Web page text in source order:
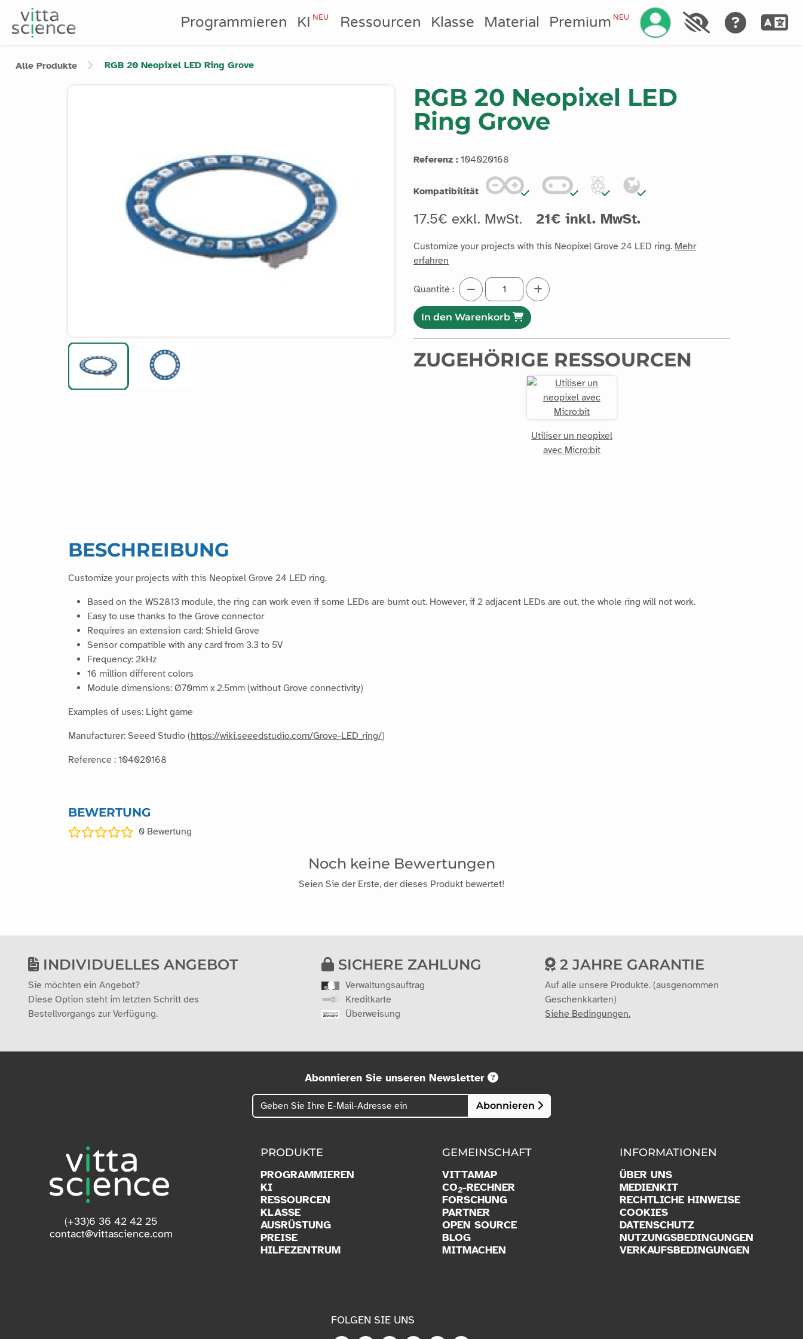
Programmieren KINEU Ressourcen Klasse Material PremiumNEU Ihr Konto verwalten
Alle Produkte RGB 20 Neopixel LED Ring Grove
RGB 20 Neopixel LED
Ring Grove
Referenz : 104020168
Kompatibilität
17.5€ exkl. MwSt. 21€ inkl. MwSt.
Customize your projects with this Neopixel Grove 24 LED ring. Mehr
erfahren
Quantité :
In den Warenkorb
ZUGEHÖRIGE RESSOURCEN
Utiliser un neopixel
avec Micro:bit
BESCHREIBUNG
Customize your projects with this Neopixel Grove 24 LED ring.
Based on the WS2813 module, the ring can work even if some LEDs are burnt out. However, if 2 adjacent LEDs are out, the whole ring will not work.
Easy to use thanks to the Grove connector
Requires an extension card: Shield Grove
Sensor compatible with any card from 3.3 to 5V
Frequency: 2kHz
16 million different colors
Module dimensions: Ø70mm x 2.5mm (without Grove connectivity)
Examples of uses: Light game
Manufacturer: Seeed Studio (https://wiki.seeedstudio.com/Grove-LED_ring/)
Reference : 104020168
BEWERTUNG
0 Bewertung
Noch keine Bewertungen
Seien Sie der Erste, der dieses Produkt bewertet!
INDIVIDUELLES ANGEBOT
Sie möchten ein Angebot?
Diese Option steht im letzten Schritt des
Bestellvorgangs zur Verfügung.
SICHERE ZAHLUNG
Verwaltungsauftrag
Kreditkarte
Überweisung
2 JAHRE GARANTIE
Auf alle unsere Produkte. (ausgenommen
Geschenkkarten)
Siehe Bedingungen.
Abonnieren Sie unseren Newsletter
Abonnieren
(+33)6 36 42 42 25
contact@vittascience.com
PRODUKTE
PROGRAMMIEREN
KI
RESSOURCEN
KLASSE
AUSRÜSTUNG
PREISE
HILFEZENTRUM
GEMEINSCHAFT
VITTAMAP
CO2-RECHNER
FORSCHUNG
PARTNER
OPEN SOURCE
BLOG
MITMACHEN
INFORMATIONEN
ÜBER UNS
MEDIENKIT
RECHTLICHE HINWEISE
COOKIES
DATENSCHUTZ
NUTZUNGSBEDINGUNGEN
VERKAUFSBEDINGUNGEN
FOLGEN SIE UNS